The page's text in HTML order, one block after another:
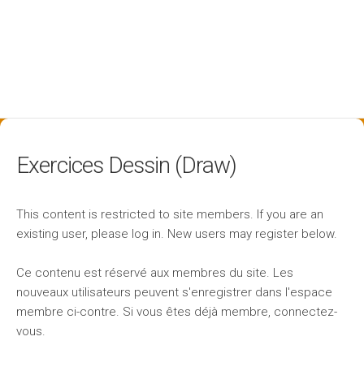
Exercices Dessin (Draw)
This content is restricted to site members. If you are an
existing user, please log in. New users may register below.
Ce contenu est réservé aux membres du site. Les
nouveaux utilisateurs peuvent s'enregistrer dans l'espace
membre ci-contre. Si vous êtes déjà membre, connectez-
vous.